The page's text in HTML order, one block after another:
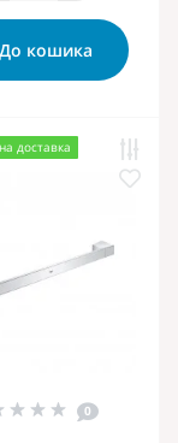
До кошика
доставка
0